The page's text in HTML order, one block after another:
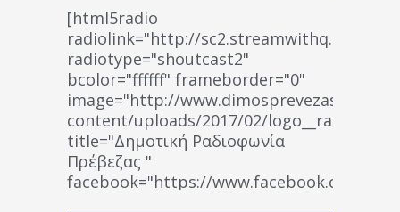
[html5radio
radiolink="http://
radiotype="shoutcast2"
bcolor="ffffff" frameborder="0"
image="http://www.dimosprevezas.gr/wp-
content/uploads/2017/02/
title="Δημοτική Ραδιοφωνία
Πρέβεζας "
facebook="https://www.facebook.com/